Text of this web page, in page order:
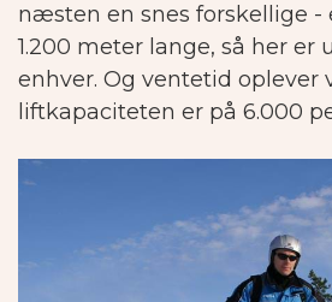
næsten en snes forskellige -
1.200 meter lange, så her er
enhver. Og ventetid oplever
liftkapaciteten er på 6.000